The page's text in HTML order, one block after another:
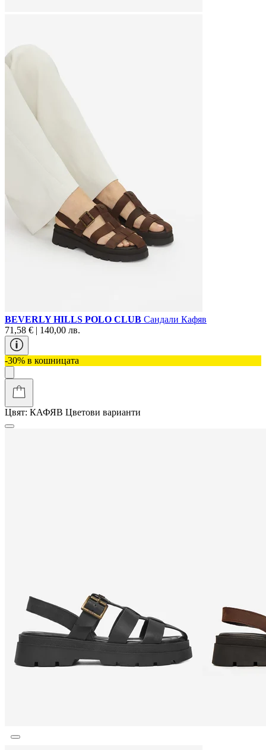
BEVERLY HILLS POLO CLUB Сандали Кафяв
71,58 € | 140,00 лв.
-30% в кошницата
Цвят: КАФЯВ Цветови варианти